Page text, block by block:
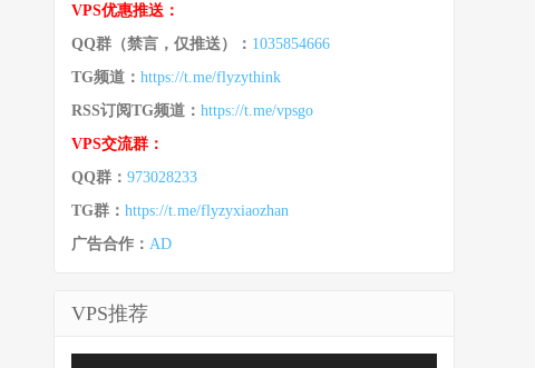
VPS优惠推送：
QQ群（禁言，仅推送）： 1035854666
TG频道： https://t.me/flyzythink
RSS订阅TG频道： https://t.me/vpsgo
VPS交流群：
QQ群： 973028233
TG群： https://t.me/flyzyxiaozhan
广告合作： AD
VPS推荐